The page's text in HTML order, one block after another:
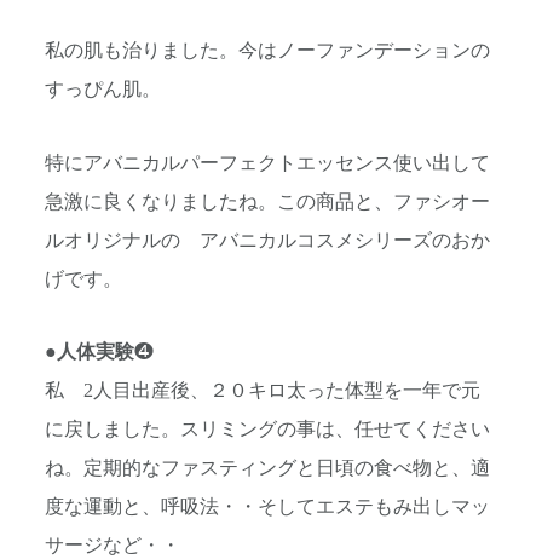
私の肌も治りました。今はノーファンデーションの
すっぴん肌。
特にアバニカルパーフェクトエッセンス使い出して
急激に良くなりましたね。この商品と、ファシオー
ルオリジナルの アバニカルコスメシリーズのおか
げです。
●人体実験❹
私 2人目出産後、２０キロ太った体型を一年で元
に戻しました。スリミングの事は、任せてください
ね。定期的なファスティングと日頃の食べ物と、適
度な運動と、呼吸法・・そしてエステもみ出しマッ
サージなど・・